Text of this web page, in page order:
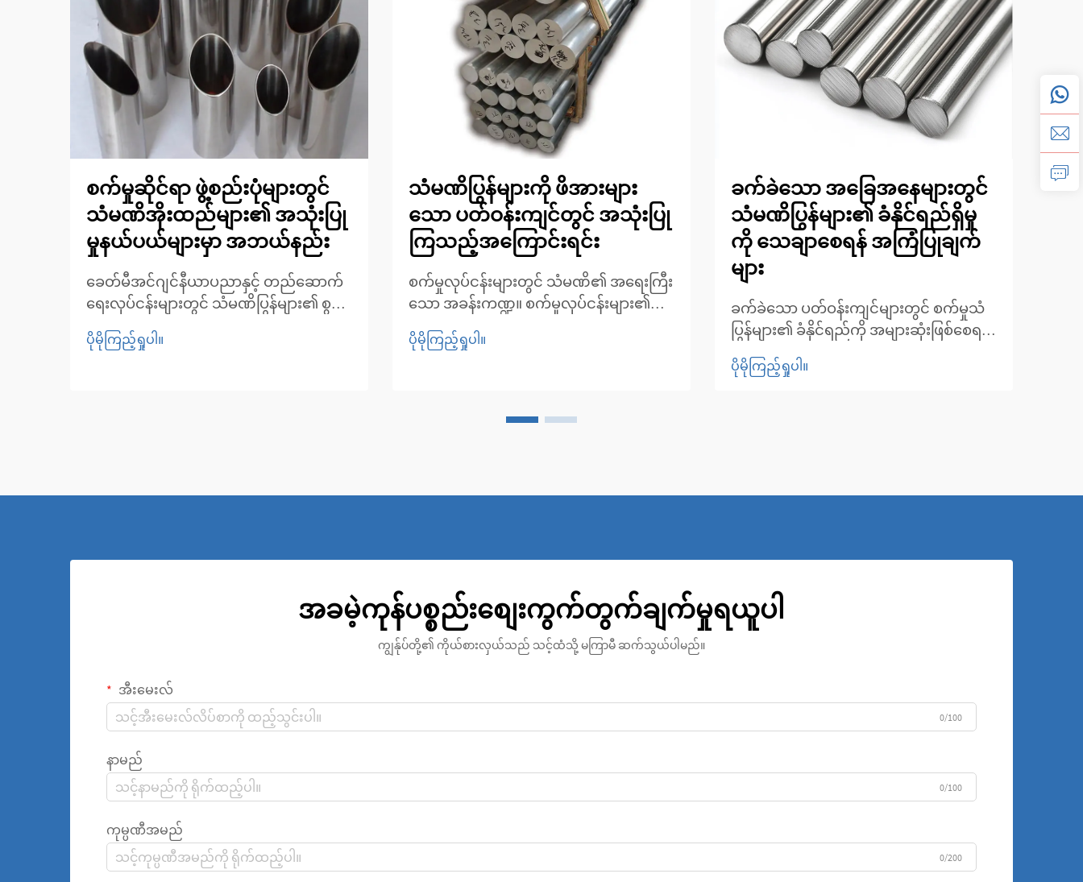
စက်မှုဆိုင်ရာ ဖွဲ့စည်းပုံများတွင်
သံမဏိအိုးထည်များ၏ အသုံးပြု
မှုနယ်ပယ်များမှာ အဘယ်နည်း
ခေတ်မီအင်ဂျင်နီယာပညာနှင့် တည်ဆောက်
ရေးလုပ်ငန်းများတွင် သံမဏိပြွန်များ၏ စွမ်း
ခေတ် စက်မှုအင်ဂျင်နီယာပညာနှင့်
ပိုမိုကြည့်ရှုပါ။
သံမဏိပြွန်များကို ဖိအားများ
သော ပတ်ဝန်းကျင်တွင် အသုံးပြု
ကြသည့်အကြောင်းရင်း
စက်မှုလုပ်ငန်းများတွင် သံမဏိ၏ အရေးကြီး
သော အခန်းကဏ္ဍ။ စက်မှုလုပ်ငန်းများ၏
ပစ္စည်းများရွေးချယ်မှုသည် အောင်မြင်မှုနှင့်
တွင် အသုံးဝင်သော ပစ္စည်းများအဖြစ် ထွန်း
ပိုမိုကြည့်ရှုပါ။
ခက်ခဲသော အခြေအနေများတွင်
သံမဏိပြွန်များ၏ ခံနိုင်ရည်ရှိမှု
ကို သေချာစေရန် အကြံပြုချက်
များ
ခက်ခဲသော ပတ်ဝန်းကျင်များတွင် စက်မှုသံ
ပြွန်များ၏ ခံနိုင်ရည်ကို အများဆုံးဖြစ်စေရန်။
မှုအခြေအနေများကို တိုးချဲ့လာသည်နှင့်အမျှ
ပိုမိုကြည့်ရှုပါ။
တ
အခမဲ့ကုန်ပစ္စည်းစျေးကွက်တွက်ချက်မှုရယူပါ
ကျွန်ုပ်တို့၏ ကိုယ်စားလှယ်သည် သင့်ထံသို့ မကြာမီ ဆက်သွယ်ပါမည်။
အီးမေးလ်
0/100
နာမည်
0/100
ကုမ္ပဏီအမည်
0/200